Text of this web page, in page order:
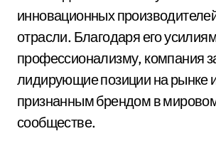
инновационных
отрасли. Благодаря его
профессионализму, компания
лидирующие позиции на рынке
признанным брендом в
сообществе.